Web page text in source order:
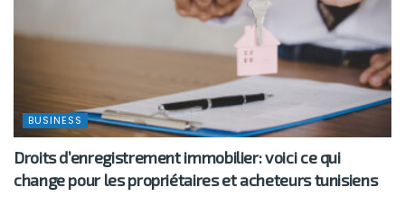
BUSINESS
Droits d’enregistrement immobilier: voici ce qui
change pour les propriétaires et acheteurs tunisiens